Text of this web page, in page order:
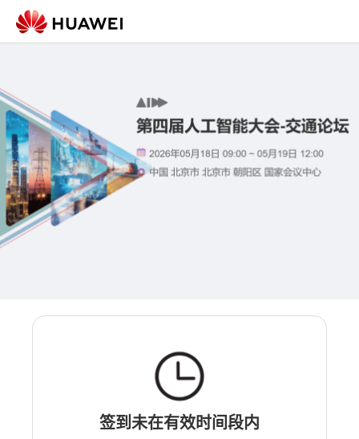
签到未在有效时间段内